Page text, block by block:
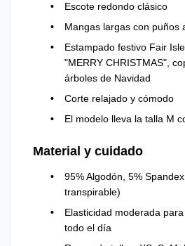
Escote redondo clásico
Mangas largas con puños
Estampado festivo Fair
"MERRY CHRISTMAS",
árboles de Navidad
Corte relajado y cómodo
El modelo lleva la talla M
Material y cuidado
95% Algodón, 5%
transpirable)
Elasticidad moderada
todo el día